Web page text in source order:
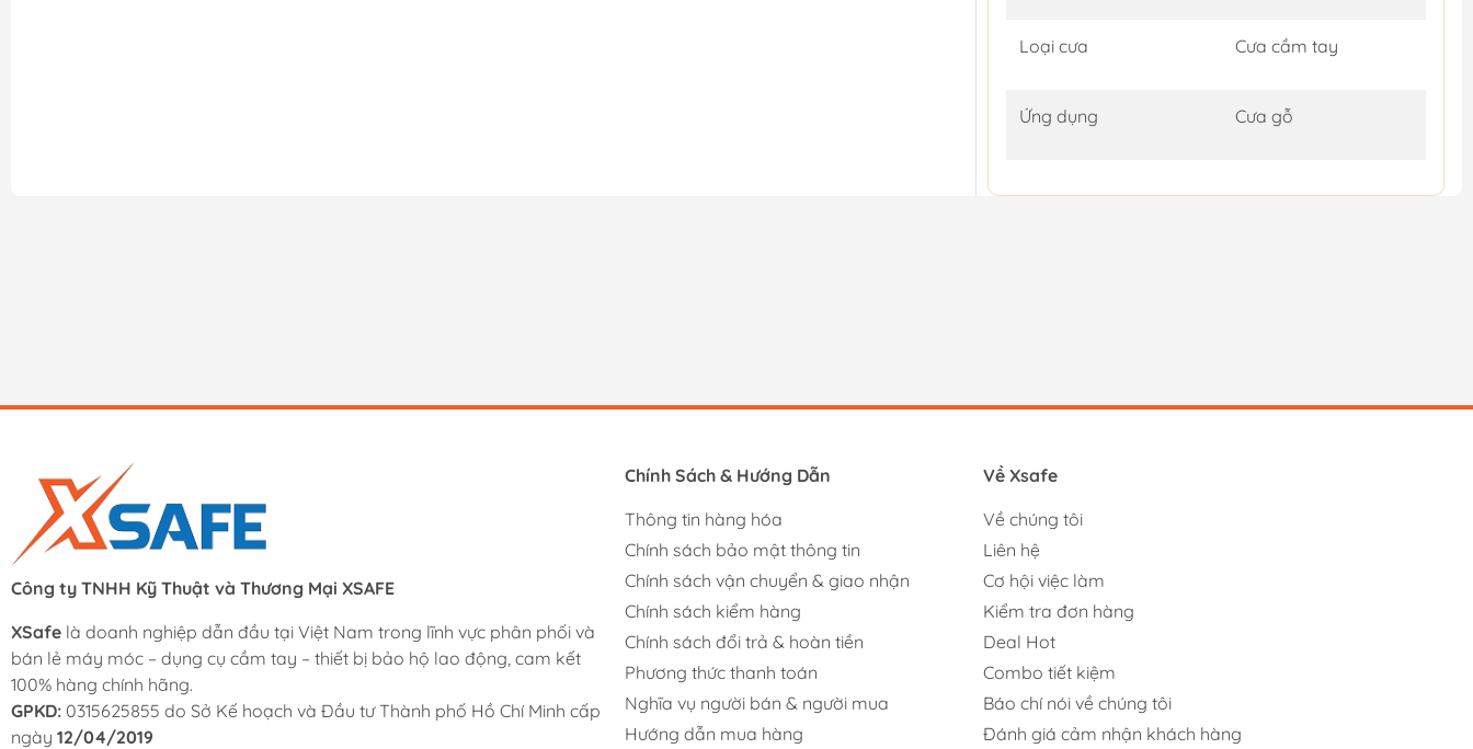
Loại cưa Cưa cầm tay
Ứng dụng Cưa gỗ
Công ty TNHH Kỹ Thuật và Thương Mại XSAFE
XSafe là doanh nghiệp dẫn đầu tại Việt Nam trong lĩnh vực phân phối và
bán lẻ máy móc – dụng cụ cầm tay – thiết bị bảo hộ lao động, cam kết
100% hàng chính hãng.
GPKD: 0315625855 do Sở Kế hoạch và Đầu tư Thành phố Hồ Chí Minh cấp
ngày 12/04/2019
Chính Sách & Hướng Dẫn
Thông tin hàng hóa
Chính sách bảo mật thông tin
Chính sách vận chuyển & giao nhận
Chính sách kiểm hàng
Chính sách đổi trả & hoàn tiền
Phương thức thanh toán
Nghĩa vụ người bán & người mua
Hướng dẫn mua hàng
Về Xsafe
Về chúng tôi
Liên hệ
Cơ hội việc làm
Kiểm tra đơn hàng
Deal Hot
Combo tiết kiệm
Báo chí nói về chúng tôi
Đánh giá cảm nhận khách hàng